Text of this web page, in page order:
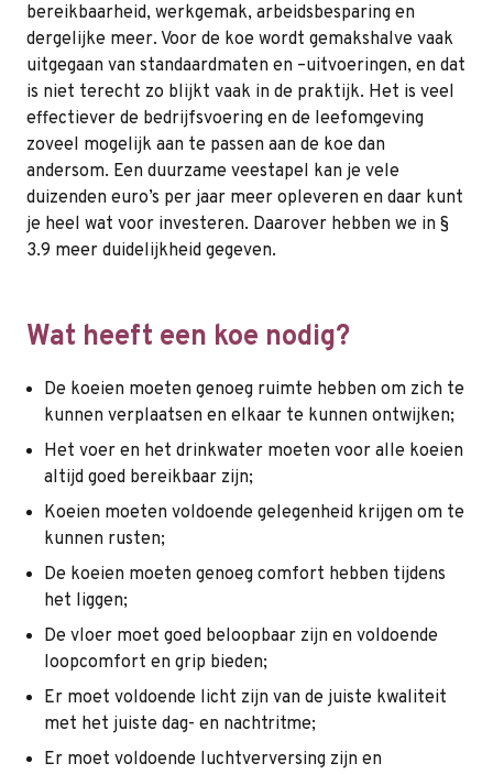
bereikbaarheid, werkgemak, arbeidsbesparing en
dergelijke meer. Voor de koe wordt gemakshalve vaak
uitgegaan van standaardmaten en –uitvoeringen, en dat
is niet terecht zo blijkt vaak in de praktijk. Het is veel
effectiever de bedrijfsvoering en de leefomgeving
zoveel mogelijk aan te passen aan de koe dan
andersom. Een duurzame veestapel kan je vele
duizenden euro’s per jaar meer opleveren en daar kunt
je heel wat voor investeren. Daarover hebben we in §
3.9 meer duidelijkheid gegeven.
Wat heeft een koe nodig?
De koeien moeten genoeg ruimte hebben om zich te
kunnen verplaatsen en elkaar te kunnen ontwijken;
Het voer en het drinkwater moeten voor alle koeien
altijd goed bereikbaar zijn;
Koeien moeten voldoende gelegenheid krijgen om te
kunnen rusten;
De koeien moeten genoeg comfort hebben tijdens
het liggen;
De vloer moet goed beloopbaar zijn en voldoende
loopcomfort en grip bieden;
Er moet voldoende licht zijn van de juiste kwaliteit
met het juiste dag- en nachtritme;
Er moet voldoende luchtverversing zijn en